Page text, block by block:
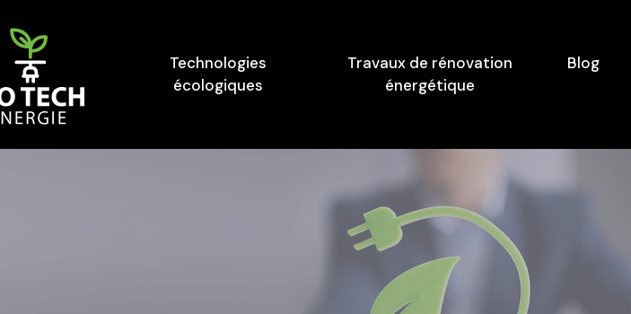
Technologies
écologiques
Travaux de rénovation
énergétique
Blog